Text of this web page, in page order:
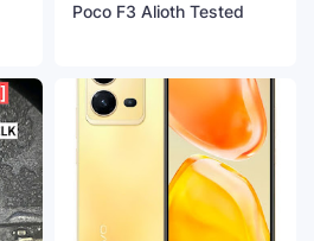
Poco F3 Alioth Tested